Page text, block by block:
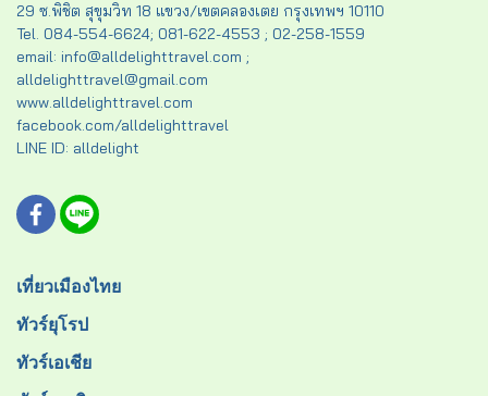
29 ซ.พิชิต สุขุมวิท 18 แขวง/เขตคลองเตย กรุงเทพฯ 10110
Tel. 084-554-6624; 081-622-4553 ; 02-258-1559
email: info@alldelighttravel.com ;
alldelighttravel@gmail.com
www.alldelighttravel.com
facebook.com/alldelighttravel
LINE ID: alldelight
เที่ยวเมืองไทย
ทัวร์ยุโรป
ทัวร์เอเชีย